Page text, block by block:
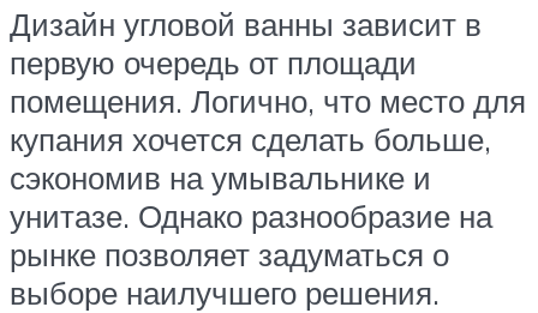
Дизайн угловой ванны зависит в
первую очередь от площади
помещения. Логично, что место для
купания хочется сделать больше,
сэкономив на умывальнике и
унитазе. Однако разнообразие на
рынке позволяет задуматься о
выборе наилучшего решения.